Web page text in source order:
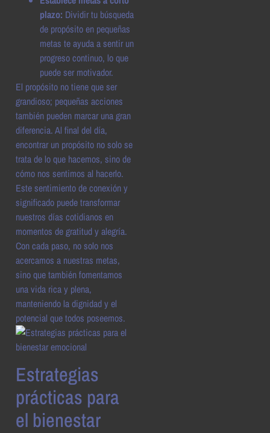
plazo: Dividir tu búsqueda
de propósito en pequeñas
metas te ayuda a sentir un
progreso continuo, lo que
puede ser motivador.
El propósito no tiene que ser
grandioso; pequeñas acciones
también pueden marcar una gran
diferencia. Al final del día,
encontrar un propósito no solo se
trata de lo que hacemos, sino de
cómo nos sentimos al hacerlo.
Este sentimiento de conexión y
significado puede transformar
nuestros días cotidianos en
momentos de gratitud y alegría.
Con cada paso, no solo nos
acercamos a nuestras metas,
sino que también fomentamos
una vida rica y plena,
manteniendo la dignidad y el
potencial que todos poseemos.
Estrategias
prácticas para
el bienestar